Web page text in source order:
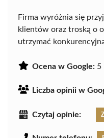
Firma wyróżnia się
klientów oraz troską o
utrzymać
Ocena w Google: 5
Liczba opinii w
Czytaj opinie: